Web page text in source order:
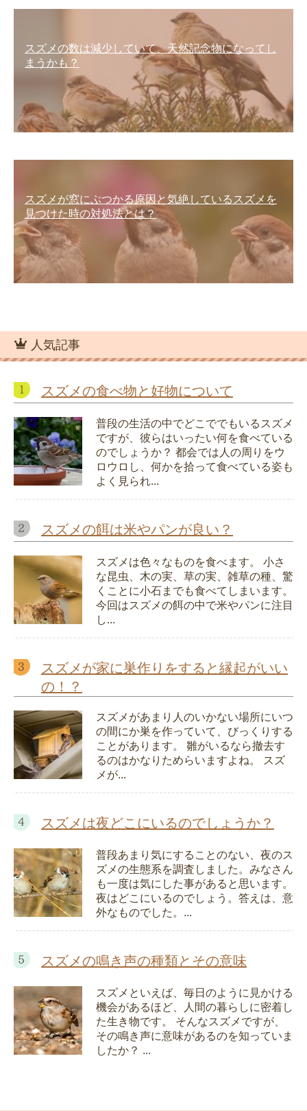
スズメの数は減少していて、天然記念物になってし
まうかも？
スズメが窓にぶつかる原因と気絶しているスズメを
見つけた時の対処法とは？
人気記事
スズメの食べ物と好物について
普段の生活の中でどこででもいるスズメ
ですが、彼らはいったい何を食べている
のでしょうか？ 都会では人の周りをウ
ロウロし、何かを拾って食べている姿も
よく見られ...
スズメの餌は米やパンが良い？
スズメは色々なものを食べます。 小さ
な昆虫、木の実、草の実、雑草の種、驚
くことに小石までも食べてしまいます。
今回はスズメの餌の中で米やパンに注目
し...
スズメが家に巣作りをすると縁起がいい
の！？
スズメがあまり人のいかない場所にいつ
の間にか巣を作っていて、びっくりする
ことがあります。 雛がいるなら撤去す
るのはかなりためらいますよね。 スズ
メが...
スズメは夜どこにいるのでしょうか？
普段あまり気にすることのない、夜のス
ズメの生態系を調査しました。みなさん
も一度は気にした事があると思います。
夜はどこにいるのでしょう。答えは、意
外なものでした。...
スズメの鳴き声の種類とその意味
スズメといえば、毎日のように見かける
機会があるほど、人間の暮らしに密着し
た生き物です。 そんなスズメですが、
その鳴き声に意味があるのを知っていま
したか？ ...